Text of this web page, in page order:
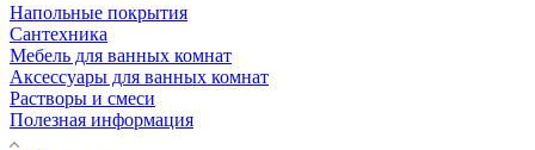
Напольные покрытия
Сантехника
Мебель для ванных комнат
Аксессуары для ванных комнат
Растворы и смеси
Полезная информация